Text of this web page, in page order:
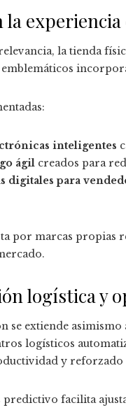
la
la tienda
inteligentes
ágil creados para
digitales para
por marcas
logística y
se extiende
logísticos
y reforzado
predictivo facilita